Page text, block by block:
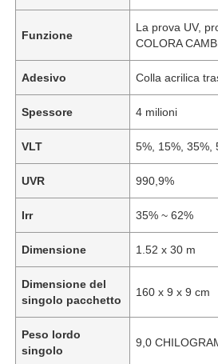
Funzione
La prova UV,
COLORA
Adesivo Colla acrilica
Spessore 4 milioni
VLT 5%, 15%, 35%,
UVR 990,9%
Irr 35% ~ 62%
Dimensione 1.52 x 30 m
Dimensione del
singolo pacchetto
160 x 9 x 9 cm
Peso lordo
singolo
9,0